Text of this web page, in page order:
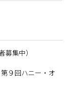
集中）
９回ハニー・オ